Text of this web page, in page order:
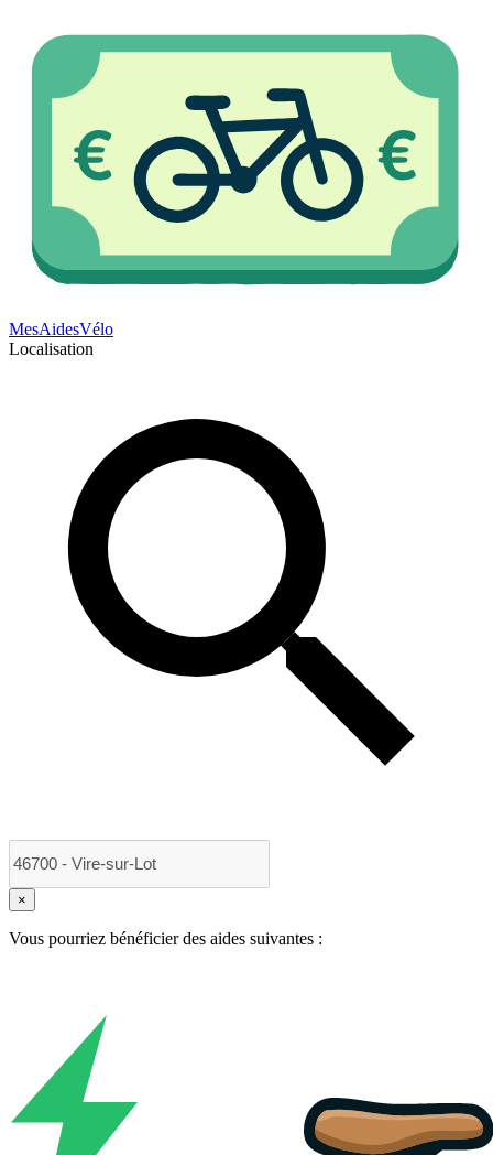
MesAidesVélo
Localisation
×
Vous pourriez bénéficier des aides suivantes :